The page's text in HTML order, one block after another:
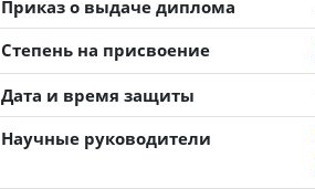
Приказ о выдаче диплома
Степень на присвоение
Дата и время защиты
Научные руководители